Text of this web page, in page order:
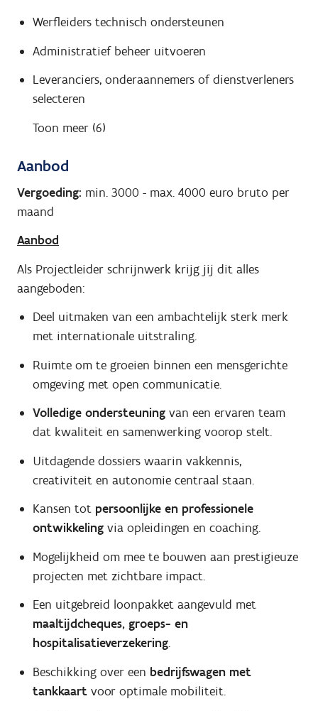
Werfleiders technisch ondersteunen
Administratief beheer uitvoeren
Leveranciers, onderaannemers of dienstverleners
selecteren
Toon meer (6)
Aanbod
Vergoeding: min. 3000 - max. 4000 euro bruto per
maand
Aanbod
Als Projectleider schrijnwerk krijg jij dit alles
aangeboden:
Deel uitmaken van een ambachtelijk sterk merk
met internationale uitstraling.
Ruimte om te groeien binnen een mensgerichte
omgeving met open communicatie.
Volledige ondersteuningvan een ervaren team
dat kwaliteit en samenwerking voorop stelt.
Uitdagende dossiers waarin vakkennis,
creativiteit en autonomie centraal staan.
Kansen tot persoonlijke en professionele
ontwikkelingvia opleidingen en coaching.
Mogelijkheid om mee te bouwen aan prestigieuze
projecten met zichtbare impact.
Een uitgebreid loonpakket aangevuld met
maaltijdcheques, groeps- en
hospitalisatieverzekering.
Beschikking over een bedrijfswagen met
tankkaartvoor optimale mobiliteit.